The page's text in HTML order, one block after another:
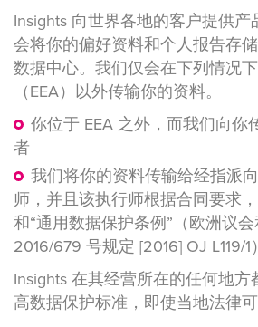
Insights 向世界各地的客户提供产
会将你的偏好资料和个人报告存
数据中心。我们仅会在下列情况
（EEA）以外传输你的资料。
你位于 EEA 之外，而我们向你
者
我们将你的资料传输给经指派
师，并且该执行师根据合同要求
和“通用数据保护条例”（欧洲议会
2016/679 号规定 [2016] OJ L119/1
Insights 在其经营所在的任何地
高数据保护标准，即使当地法律可